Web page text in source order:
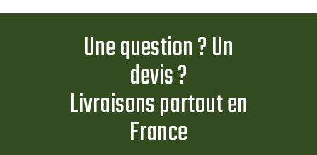
Une question ? Un
devis ?
Livraisons partout en
France